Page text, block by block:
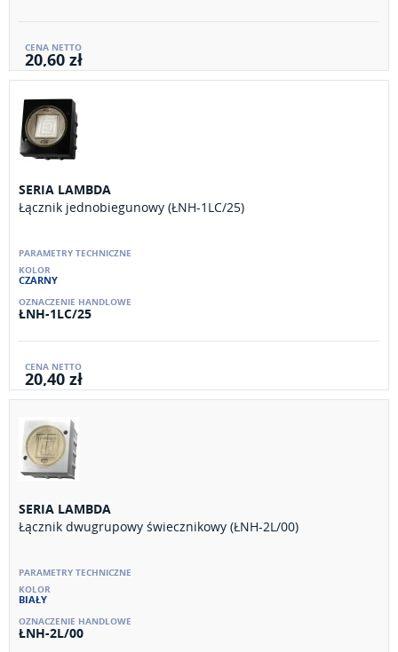
20,60 zł
SERIA LAMBDA
Łącznik jednobiegunowy (ŁNH-1LC/25)
CZARNY
ŁNH-1LC/25
20,40 zł
SERIA LAMBDA
Łącznik dwugrupowy świecznikowy (ŁNH-2L/00)
BIAŁY
ŁNH-2L/00